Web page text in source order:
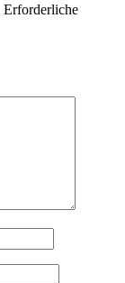
Erforderliche